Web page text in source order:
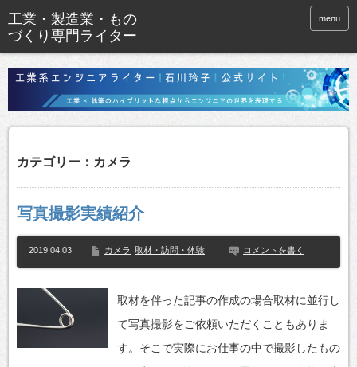
menu
カテゴリー：カメラ
写真撮影実績紹介
2019.04.03 カメラ 取材・訪問・体験 コメントを書く
取材を伴った記事の作成の場合取材に並行し
て写真撮影をご依頼いただくこともありま
す。そこで実際にお仕事の中で撮影したもの